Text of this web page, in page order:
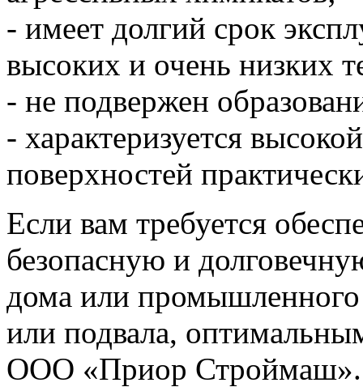
- имеет долгий срок
высоких и очень низких
- не подвержен
- характеризуется
поверхностей
Если вам требуется
безопасную и
дома или
или подвала,
ООО «Приор Строймаш».